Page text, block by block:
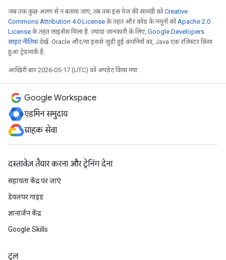
जब तक कुछ अलग से न बताया जाए, तब तक इस पेज की सामग्री कोCreative
Commons Attribution 4.0 License के तहत और कोड के नमूनों कोApache 2.0
License के तहत लाइसेंस मिला है. ज़्यादा जानकारी के लिए, Google Developers
साइट नीतियांदेखें. Oracle और/या इससे जुड़ी हुई कंपनियों का, Java एक रजिस्टर किया
हुआ ट्रेडमार्क है.
आखिरी बार 2026-05-17 (UTC) को अपडेट किया गया.
Google Workspace
एडमिन समुदाय
ग्राहक सेवा
दस्तावेज़ तैयार करना और ट्रेनिंग देना
सहायता केंद्र पर जाएं
डेवलपर गाइड
ज्ञानार्जन केंद्र
Google Skills
टूल